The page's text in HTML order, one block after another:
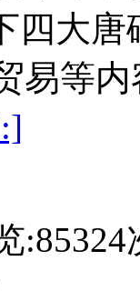
四大
易等
:85324